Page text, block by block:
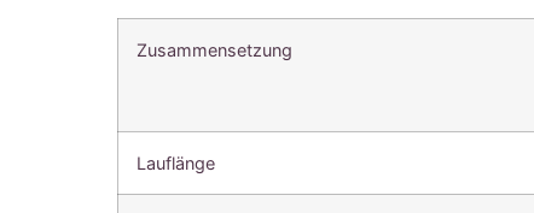
Zusammensetzung
Lauflänge